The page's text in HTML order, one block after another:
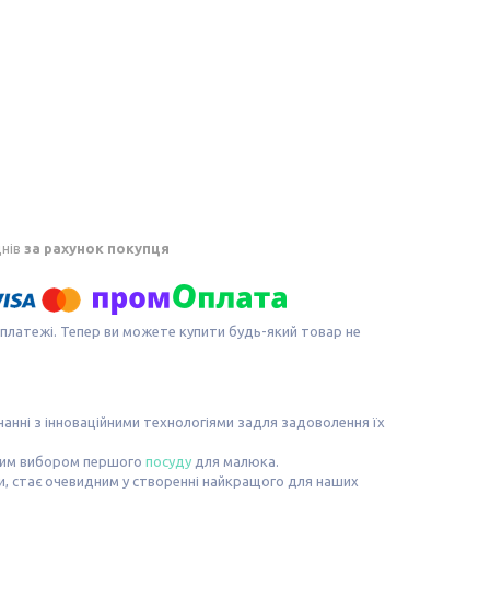
за рахунок покупця
платежі. Тепер ви можете купити будь-який товар не
з інноваційними технологіями задля задоволення їх
вибором першого посуду для малюка.
стає очевидним у створенні найкращого для наших